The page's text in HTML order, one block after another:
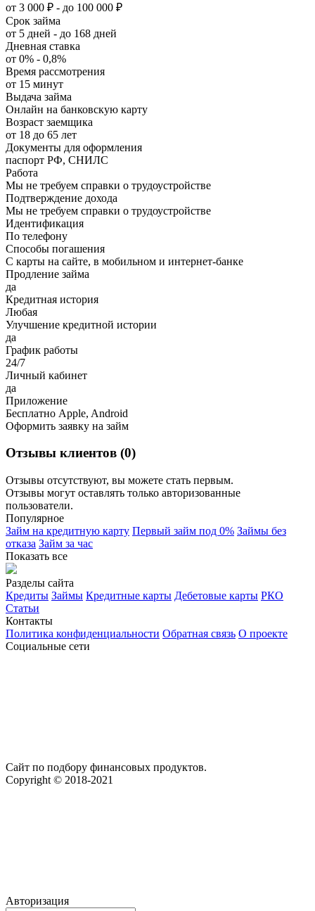
от 3 000 ₽ - до 100 000 ₽
Срок займа
от 5 дней - до 168 дней
Дневная ставка
от 0% - 0,8%
Время рассмотрения
от 15 минут
Выдача займа
Онлайн на банковскую карту
Возраст заемщика
от 18 до 65 лет
Документы для оформления
паспорт РФ, СНИЛС
Работа
Мы не требуем справки о трудоустройстве
Подтверждение дохода
Мы не требуем справки о трудоустройстве
Идентификация
По телефону
Способы погашения
С карты на сайте, в мобильном и интернет-банке
Продление займа
да
Кредитная история
Любая
Улучшение кредитной истории
да
График работы
24/7
Личный кабинет
да
Приложение
Бесплатно Apple, Android
Оформить заявку на займ
Отзывы клиентов (0)
Отзывы отсутствуют, вы можете стать первым.
Отзывы могут оставлять только авторизованные
пользователи.
Популярное
Займ на кредитную карту Первый займ под 0% Займы без
отказа Займ за час
Показать все
Разделы сайта
Кредиты Займы Кредитные карты Дебетовые карты РКО
Статьи
Контакты
Политика конфиденциальности Обратная связь О проекте
Социальные сети
Сайт по подбору финансовых продуктов.
Copyright © 2018-2021
Авторизация